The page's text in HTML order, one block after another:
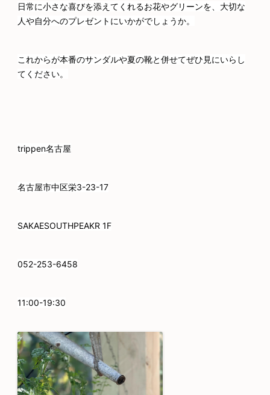
日常に小さな喜びを添えてくれるお花やグリーンを、大切な
人や自分へのプレゼントにいかがでしょうか。
これからが本番のサンダルや夏の靴と併せてぜひ見にいらし
てください。
trippen名古屋
名古屋市中区栄3-23-17
SAKAESOUTHPEAKR 1F
052-253-6458
11:00-19:30